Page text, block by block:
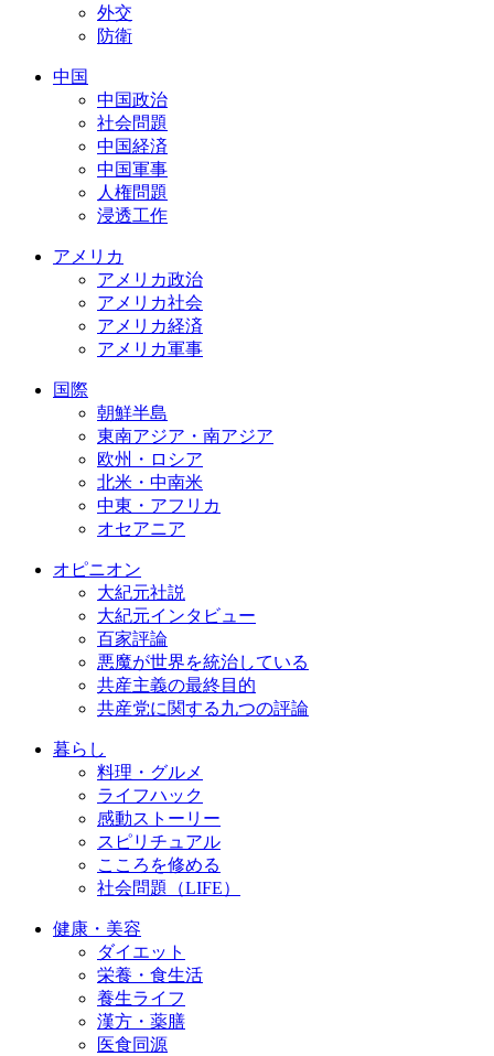
外交
防衛
中国
中国政治
社会問題
中国経済
中国軍事
人権問題
浸透工作
アメリカ
アメリカ政治
アメリカ社会
アメリカ経済
アメリカ軍事
国際
朝鮮半島
東南アジア・南アジア
欧州・ロシア
北米・中南米
中東・アフリカ
オセアニア
オピニオン
大紀元社説
大紀元インタビュー
百家評論
悪魔が世界を統治している
共産主義の最終目的
共産党に関する九つの評論
暮らし
料理・グルメ
ライフハック
感動ストーリー
スピリチュアル
こころを修める
社会問題（LIFE）
健康・美容
ダイエット
栄養・食生活
養生ライフ
漢方・薬膳
医食同源